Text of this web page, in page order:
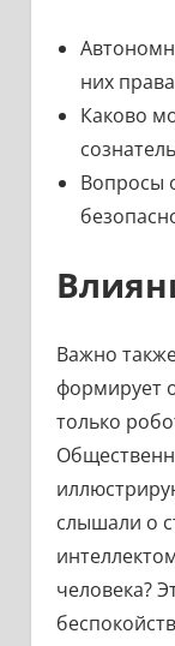
них
Каково
Вопросы
Важно
формирует
только
слышали о
человека?